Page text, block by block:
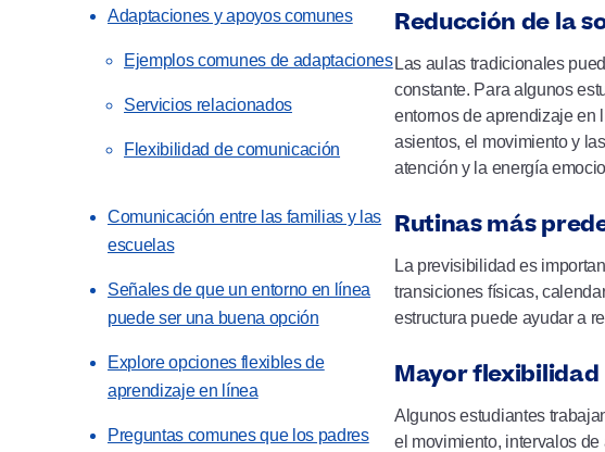
Adaptaciones y apoyos comunes
Ejemplos comunes de adaptaciones
Servicios relacionados
Flexibilidad de comunicación
Comunicación entre las familias y las
escuelas
Señales de que un entorno en línea
puede ser una buena opción
Explore opciones flexibles de
aprendizaje en línea
Preguntas comunes que los padres
Reducción de la
Las aulas tradicionales
constante. Para algunos
entornos de aprendizaje en
asientos, el movimiento y
atención y la energía
Rutinas más
La previsibilidad es
transiciones físicas,
estructura puede ayudar a
Mayor flexibilidad
Algunos estudiantes
el movimiento, intervalos